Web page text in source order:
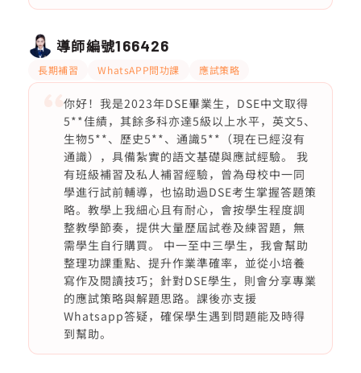
導師編號166426
長期補習 WhatsAPP問功課 應試策略
你好！我是2023年DSE畢業生，DSE中文取得
5**佳績，其餘多科亦達5級以上水平，英文5、
生物5**、歷史5**、通識5**（現在已經沒有
通識），具備紮實的語文基礎與應試經驗。 我
有班級補習及私人補習經驗，曾為母校中一同
學進行試前輔導，也協助過DSE考生掌握答題策
略。教學上我細心且有耐心，會按學生程度調
整教學節奏，提供大量歷屆試卷及練習題，無
需學生自行購買。 中一至中三學生，我會幫助
整理功課重點、提升作業準確率，並從小培養
寫作及閱讀技巧；針對DSE學生，則會分享專業
的應試策略與解題思路。課後亦支援
Whatsapp答疑，確保學生遇到問題能及時得
到幫助。